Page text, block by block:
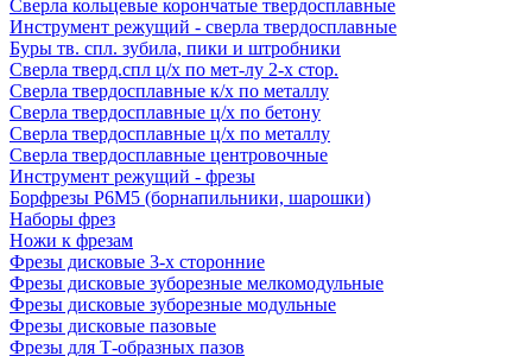
Сверла кольцевые корончатые твердосплавные
Инструмент режущий - сверла твердосплавные
Буры тв. спл. зубила, пики и штробники
Сверла тверд.спл ц/х по мет-лу 2-х стор.
Сверла твердосплавные к/х по металлу
Сверла твердосплавные ц/х по бетону
Сверла твердосплавные ц/х по металлу
Сверла твердосплавные центровочные
Инструмент режущий - фрезы
Борфрезы Р6М5 (борнапильники, шарошки)
Наборы фрез
Ножи к фрезам
Фрезы дисковые 3-х сторонние
Фрезы дисковые зуборезные мелкомодульные
Фрезы дисковые зуборезные модульные
Фрезы дисковые пазовые
Фрезы для Т-образных пазов